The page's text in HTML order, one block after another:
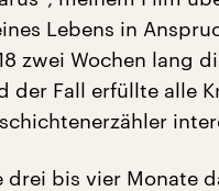
Lebens in
zwei Wochen lang
der Fall erfüllte alle
drei bis vier Monate